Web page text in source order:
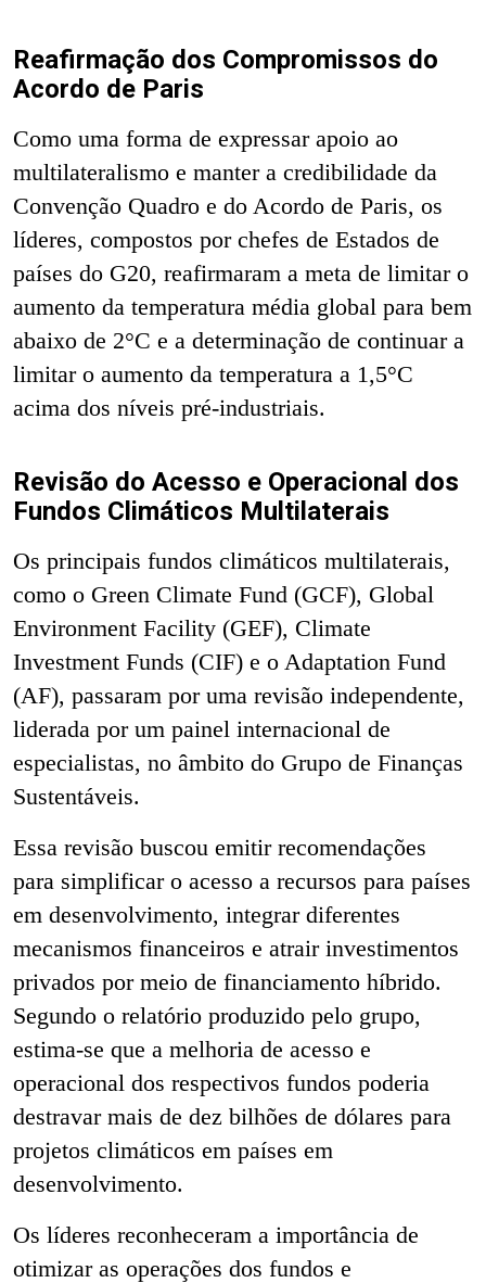
Reafirmação dos Compromissos do
Acordo de Paris
Como uma forma de expressar apoio ao
multilateralismo e manter a credibilidade da
Convenção Quadro e do Acordo de Paris, os
líderes, compostos por chefes de Estados de
países do G20, reafirmaram a meta de limitar o
aumento da temperatura média global para bem
abaixo de 2°C e a determinação de continuar a
limitar o aumento da temperatura a 1,5°C
acima dos níveis pré-industriais.
Revisão do Acesso e Operacional dos
Fundos Climáticos Multilaterais
Os principais fundos climáticos multilaterais,
como o Green Climate Fund (GCF), Global
Environment Facility (GEF), Climate
Investment Funds (CIF) e o Adaptation Fund
(AF), passaram por uma revisão independente,
liderada por um painel internacional de
especialistas, no âmbito do Grupo de Finanças
Sustentáveis.
Essa revisão buscou emitir recomendações
para simplificar o acesso a recursos para países
em desenvolvimento, integrar diferentes
mecanismos financeiros e atrair investimentos
privados por meio de financiamento híbrido.
Segundo o relatório produzido pelo grupo,
estima-se que a melhoria de acesso e
operacional dos respectivos fundos poderia
destravar mais de dez bilhões de dólares para
projetos climáticos em países em
desenvolvimento.
Os líderes reconheceram a importância de
otimizar as operações dos fundos e